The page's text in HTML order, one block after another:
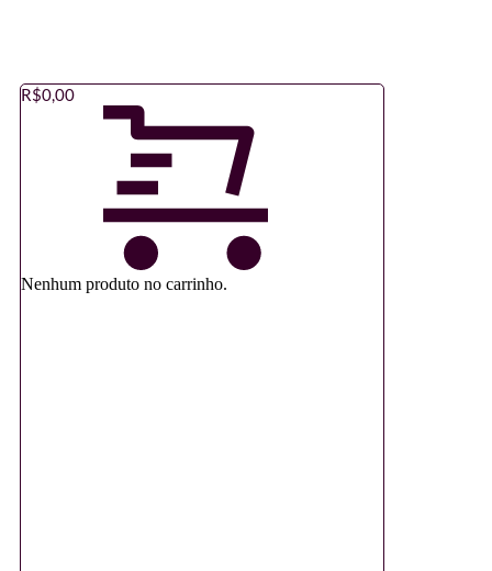
R$0,00
Nenhum produto no carrinho.